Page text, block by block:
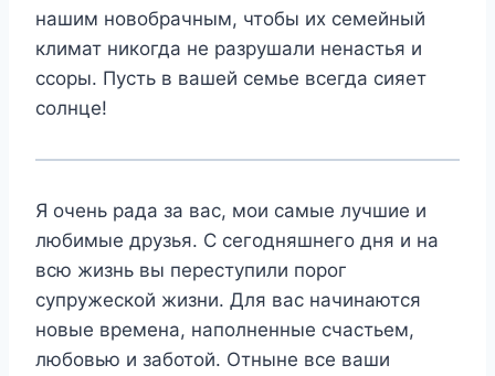
нашим новобрачным, чтобы их семейный
климат никогда не разрушали ненастья и
ссоры. Пусть в вашей семье всегда сияет
солнце!
Я очень рада за вас, мои самые лучшие и
любимые друзья. С сегодняшнего дня и на
всю жизнь вы переступили порог
супружеской жизни. Для вас начинаются
новые времена, наполненные счастьем,
любовью и заботой. Отныне все ваши